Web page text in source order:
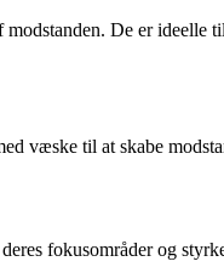
De er
væske til at skabe
fokusområder og